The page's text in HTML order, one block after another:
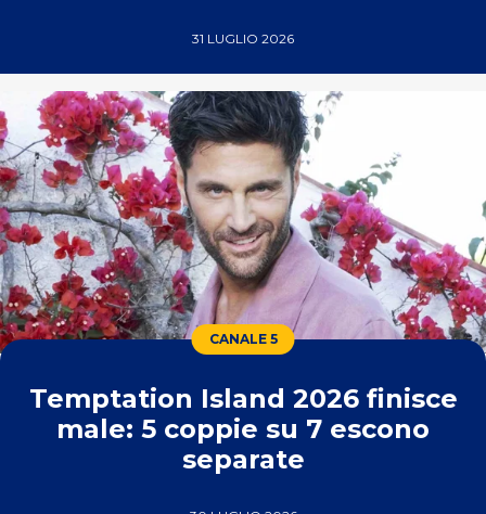
31 LUGLIO 2026
CANALE 5
Temptation Island 2026 finisce
male: 5 coppie su 7 escono
separate